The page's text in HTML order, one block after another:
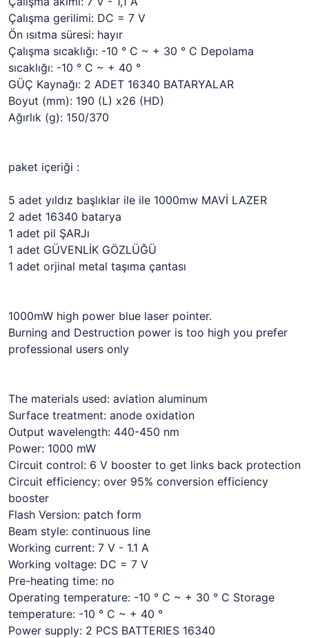
Çalışma gerilimi: DC = 7 V
Ön ısıtma süresi: hayır
Çalışma sıcaklığı: -10 ° C ~ + 30 ° C Depolama
sıcaklığı: -10 ° C ~ + 40 °
GÜÇ Kaynağı: 2 ADET 16340 BATARYALAR
Boyut (mm): 190 (L) x26 (HD)
Ağırlık (g): 150/370
paket içeriği :
5 adet yıldız başlıklar ile ile 1000mw MAVİ LAZER
2 adet 16340 batarya
1 adet pil ŞARJı
1 adet GÜVENLİK GÖZLÜĞÜ
1 adet orjinal metal taşıma çantası
1000mW high power blue laser pointer.
Burning and Destruction power is too high you prefer
professional users only
The materials used: aviation aluminum
Surface treatment: anode oxidation
Output wavelength: 440-450 nm
Power: 1000 mW
Circuit control: 6 V booster to get links back protection
Circuit efficiency: over 95% conversion efficiency
booster
Flash Version: patch form
Beam style: continuous line
Working current: 7 V - 1.1 A
Working voltage: DC = 7 V
Pre-heating time: no
Operating temperature: -10 ° C ~ + 30 ° C Storage
temperature: -10 ° C ~ + 40 °
Power supply: 2 PCS BATTERIES 16340